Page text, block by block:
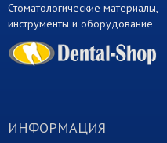
Стоматологические материалы,
инструменты и оборудование
ИНФОРМАЦИЯ